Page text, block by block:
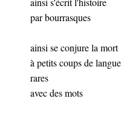
par bourrasques
ainsi se conjure la mort
à petits coups de langue
rares
avec des mots